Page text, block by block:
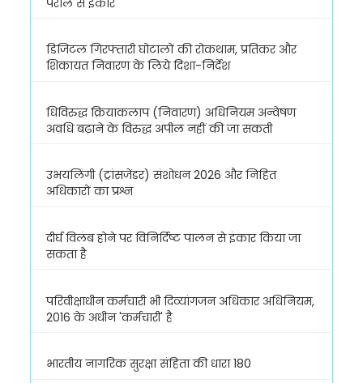
डिजिटल गिरफ्तारी घोटालों की रोकथाम, प्रतिकर और
शिकायत निवारण के लिये दिशा-निर्देश
धिविरुद्ध क्रियाकलाप (निवारण) अधिनियम अन्वेषण
अवधि बढ़ाने के विरुद्ध अपील नहीं की जा सकती
उभयलिंगी (ट्रांसजेंडर) संशोधन 2026 और निहित
अधिकारों का प्रश्न
दीर्घ विलंब होने पर विनिर्दिष्ट पालन से इंकार किया जा
सकता है
परिवीक्षाधीन कर्मचारी भी दिव्यांगजन अधिकार अधिनियम,
2016 के अधीन 'कर्मचारी' है
भारतीय नागरिक सुरक्षा संहिता की धारा 180